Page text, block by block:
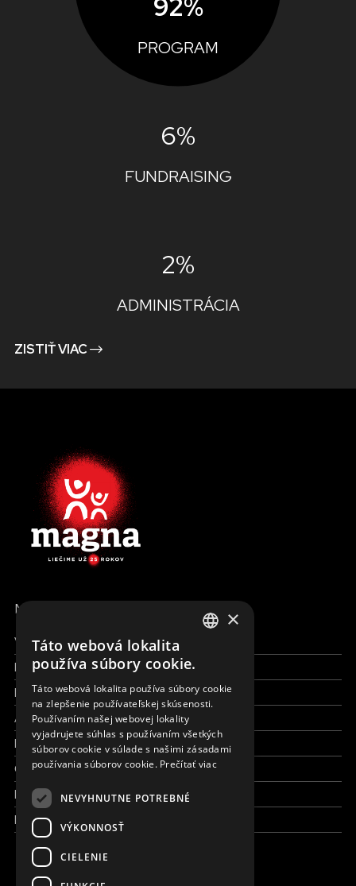
PROGRAM
6%
FUNDRAISING
2%
ADMINISTRÁCIA
ZISTIŤ VIAC
MENU
Všetky formy pomoci
Financie a reporty
Pracujte s nami
Aktuálne
Kto sme
Čo robíme
Kde robíme
Kontaktujte nás
CZECH
FRENCH
×
Táto webová lokalita
používa súbory cookie.
Táto webová lokalita používa súbory cookie
na zlepšenie používateľskej skúsenosti.
Používaním našej webovej lokality
vyjadrujete súhlas s používaním všetkých
súborov cookie v súlade s našimi zásadami
používania súborov cookie. Prečítať viac
NEVYHNUTNE POTREBNÉ
VÝKONNOSŤ
CIELENIE